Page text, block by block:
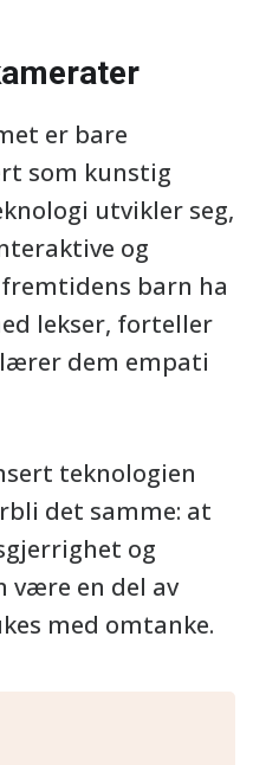
er bare
som kunstig
utvikler seg,
og
barn ha
lekser, forteller
dem empati
teknologien
det samme: at
og
være en del av
med omtanke.